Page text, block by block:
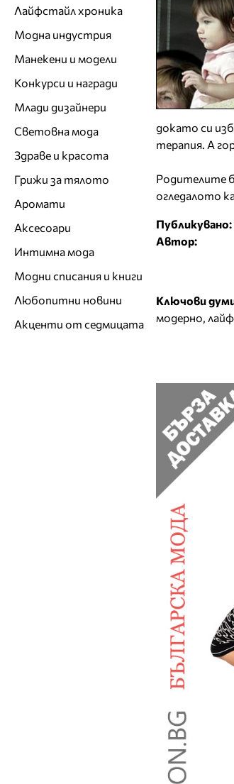
докато си
терапия. А
Родителите
огледалото
Публикувано:
Автор:
Ключови
модерно
Лайфстайл хроника
Модна индустрия
Манекени и модели
Конкурси и награди
Млади дизайнери
Световна мода
Здраве и красота
Грижи за тялото
Аромати
Аксесоари
Интимна мода
Модни списания и книги
Любопитни новини
Акценти от седмицата